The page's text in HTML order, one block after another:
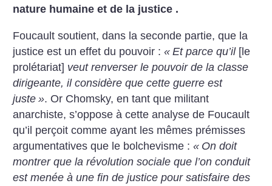
nature humaine et de la justice .
Foucault soutient, dans la seconde partie, que la
justice est un effet du pouvoir :« Et parce qu’il[le
prolétariat] veut renverser le pouvoir de la classe
dirigeante, il considère que cette guerre est
juste ». Or Chomsky, en tant que militant
anarchiste, s’oppose à cette analyse de Foucault
qu’il perçoit comme ayant les mêmes prémisses
argumentatives que le bolchevisme :« On doit
montrer que la révolution sociale que l’on conduit
est menée à une fin de justice pour satisfaire des